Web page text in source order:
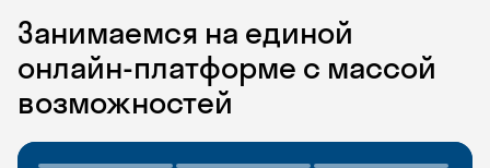
Занимаемся на единой
онлайн-платформе с массой
возможностей